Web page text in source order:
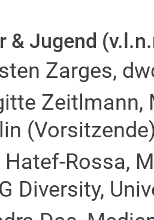
& Jugend
Zarges,
Zeitlmann,
Hatef-Rossa,
Diversity,